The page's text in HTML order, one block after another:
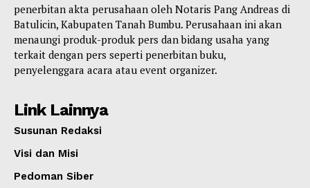
penerbitan akta perusahaan oleh Notaris Pang Andreas di
Batulicin, Kabupaten Tanah Bumbu. Perusahaan ini akan
menaungi produk-produk pers dan bidang usaha yang
terkait dengan pers seperti penerbitan buku,
penyelenggara acara atau event organizer.
Link Lainnya
Susunan Redaksi
Visi dan Misi
Pedoman Siber